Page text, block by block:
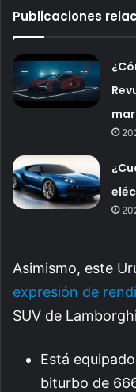
Publicaciones
Asimismo, este
expresión de
SUV de
Está
biturbo de